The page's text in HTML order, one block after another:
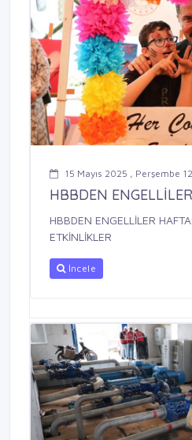
15 Mayıs 2025 , Perşembe
HBBDEN
HBBDEN ENGELLİLER
ETKİNLİKLER
İncele